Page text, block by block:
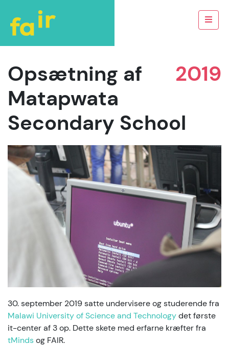
2019
Opsætning af
Matapwata
Secondary School
30. september 2019 satte undervisere og studerende fra
Malawi University of Science and Technologydet første
it-center af 3 op. Dette skete med erfarne kræfter fra
tMindsog FAIR.